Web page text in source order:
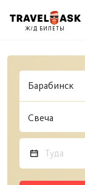
Ж/Д БИЛЕТЫ